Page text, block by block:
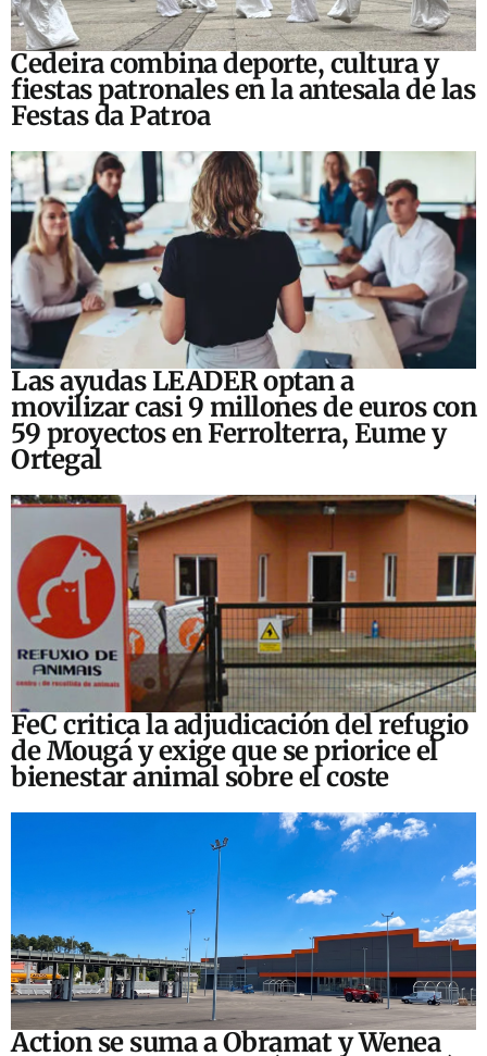
Cedeira combina deporte, cultura y
fiestas patronales en la antesala de las
Festas da Patroa
Las ayudas LEADER optan a
movilizar casi 9 millones de euros con
59 proyectos en Ferrolterra, Eume y
Ortegal
FeC critica la adjudicación del refugio
de Mougá y exige que se priorice el
bienestar animal sobre el coste
Action se suma a Obramat y Wenea